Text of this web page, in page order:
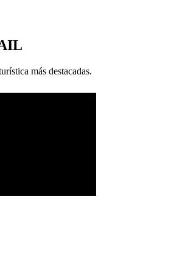
más destacadas.